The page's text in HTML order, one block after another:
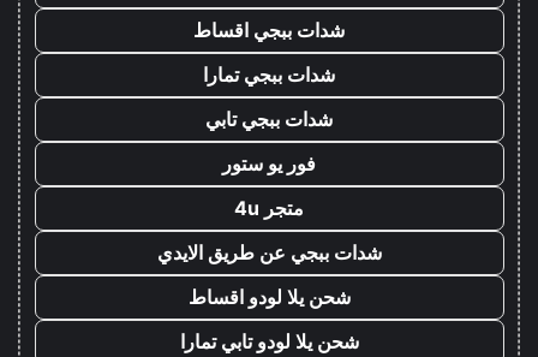
شدات ببجي اقساط
شدات ببجي تمارا
شدات ببجي تابي
فور يو ستور
متجر 4u
شدات ببجي عن طريق الايدي
شحن يلا لودو اقساط
شحن يلا لودو تابي تمارا